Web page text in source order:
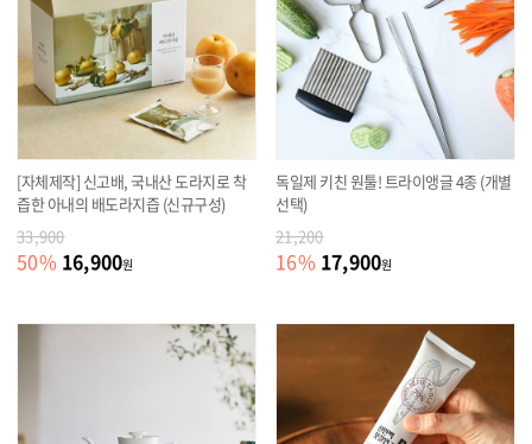
[자체제작] 신고배, 국내산 도라지로 착
즙한 아내의 배도라지즙 (신규구성)
33,900
50% 16,900원
독일제 키친 원툴! 트라이앵글 4종 (개별
선택)
21,200
16% 17,900원